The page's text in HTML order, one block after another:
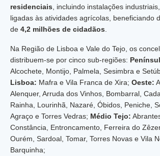
residenciais , incluindo instalações
ligadas às atividades agrícolas, beneficiando
de 4,2 milhões de cidadãos
Na Região de Lisboa e Vale do Tejo, os
distribuem-se por cinco sub-regiões:
Alcochete, Montijo, Palmela, Sesimbra e
Lisboa: Mafra e Vila Franca de Xira; Oeste:
Alenquer, Arruda dos Vinhos, Bombarral,
Rainha, Lourinhã, Nazaré, Óbidos, Peniche,
Agraço e Torres Vedras; Médio Tejo:
Constância, Entroncamento, Ferreira do
Ourém, Sardoal, Tomar, Torres Novas e Vila
Barquinha;